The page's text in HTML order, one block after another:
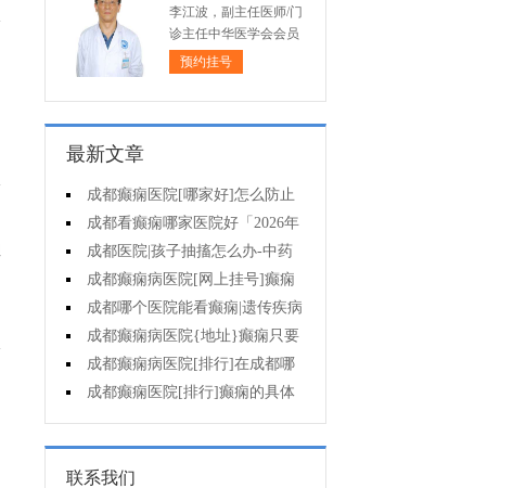
李江波，副主任医师/门
诊主任中华医学会会员
预约挂号
最新文章
成都癫痫医院[哪家好]怎么防止
癫痫发作?
成都看癫痫哪家医院好「2026年
度公布」生活中容易被忽视的癫痫
诱因有哪些?
成都医院|孩子抽搐怎么办-中药
治疗癫痫可以治好吗?
成都癫痫病医院[网上挂号]癫痫
的日常护理要点有哪些?
成都哪个医院能看癫痫|遗传疾病
中有癫痫吗?
成都癫痫病医院{地址}癫痫只要
手术就能治好吗?
成都癫痫病医院[排行]在成都哪
个医院专治儿童癫痫好?
成都癫痫医院[排行]癫痫的具体
症状有哪些?
联系我们